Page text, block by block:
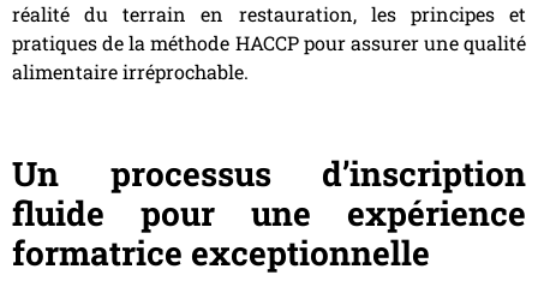
réalité du terrain en restauration, les principes et
pratiques de la méthode HACCP pour assurer une qualité
alimentaire irréprochable.
Un processus d’inscription
fluide pour une expérience
formatrice exceptionnelle